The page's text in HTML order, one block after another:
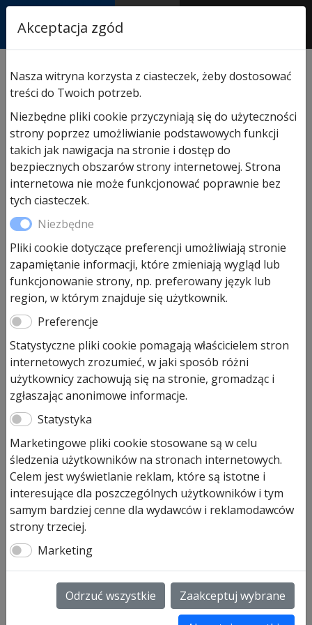
AUTORYZOWANY
PARTNER & SERWIS
segmentowych garażowych/ Linki stalowe Ø 3 mm z
kauszą kpl. prowadzenie N do wys. 2250
Linki stalowe Ø 3 mm z kauszą
kpl. prowadzenie N do wys.
2250
129,00zł
Pozostało tylko: 2 (może być zamówiony)
ilość
Linki
stalowe
Ø
3
mm
z
kauszą
kpl.
Linki stalowe Ø 3 mm z kauszą,
komplet do każdej bramy garażowej EPU40/ LPU40 itp.
z prowadzeniem typu N
wymiary w mm (L długość liny) L = 3040mm
okres produkcji od 01-03-2005- art. nr 3064375
UWAGA: PROSZĘ PODAĆ WYSOKOŚĆ BRAMY W
ZAMÓWIENIU!
3064375
Akceptacja zgód
Nasza witryna korzysta z ciasteczek, żeby dostosować
treści do Twoich potrzeb.
Niezbędne pliki cookie przyczyniają się do użyteczności
strony poprzez umożliwianie podstawowych funkcji
takich jak nawigacja na stronie i dostęp do
bezpiecznych obszarów strony internetowej. Strona
internetowa nie może funkcjonować poprawnie bez
tych ciasteczek.
Niezbędne
Pliki cookie dotyczące preferencji umożliwiają stronie
zapamiętanie informacji, które zmieniają wygląd lub
funkcjonowanie strony, np. preferowany język lub
region, w którym znajduje się użytkownik.
Preferencje
Statystyczne pliki cookie pomagają właścicielem stron
internetowych zrozumieć, w jaki sposób różni
użytkownicy zachowują się na stronie, gromadząc i
zgłaszając anonimowe informacje.
Statystyka
Marketingowe pliki cookie stosowane są w celu
śledzenia użytkowników na stronach internetowych.
Celem jest wyświetlanie reklam, które są istotne i
interesujące dla poszczególnych użytkowników i tym
samym bardziej cenne dla wydawców i reklamodawców
strony trzeciej.
Marketing
Odrzuć wszystkie Zaakceptuj wybrane